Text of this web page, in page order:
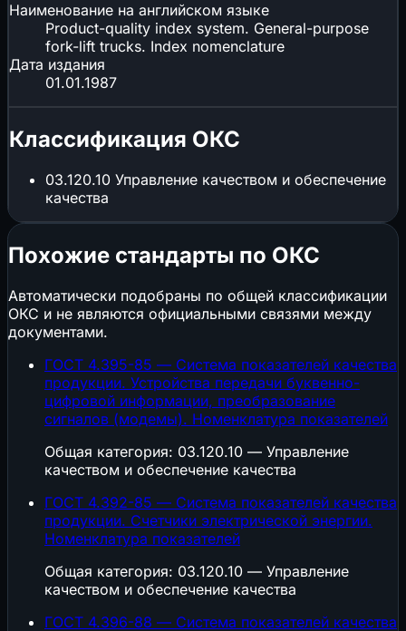
Наименование на английском языке
Product-quality index system. General-purpose
fork-lift trucks. Index nomenclature
Дата издания
01.01.1987
Классификация ОКС
03.120.10 Управление качеством и обеспечение
качества
Похожие стандарты по ОКС
Автоматически подобраны по общей классификации
ОКС и не являются официальными связями между
документами.
ГОСТ 4.395-85 — Система показателей качества
продукции. Устройства передачи буквенно-
цифровой информации, преобразование
сигналов (модемы). Номенклатура показателей
Общая категория: 03.120.10 — Управление
качеством и обеспечение качества
ГОСТ 4.392-85 — Система показателей качества
продукции. Счетчики электрической энергии.
Номенклатура показателей
Общая категория: 03.120.10 — Управление
качеством и обеспечение качества
ГОСТ 4.396-88 — Система показателей качества